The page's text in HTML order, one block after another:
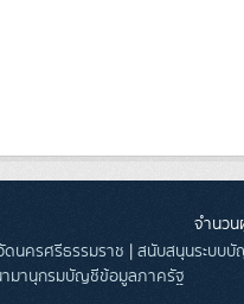
จำนวน
ดนครศรีธรรมราช | สนับสนุนระบบ
ามานุกรมบัญชีข้อมูลภาครัฐ